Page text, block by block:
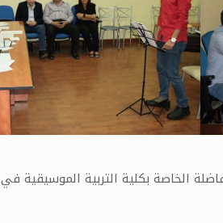
الخاصة بكلية التربية الموسيقية